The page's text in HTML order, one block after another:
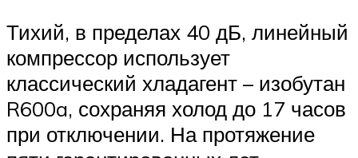
Тихий, в пределах 40 дБ, линейный
компрессор использует
классический хладагент – изобутан
R600a, сохраняя холод до 17 часов
при отключении. На протяжение